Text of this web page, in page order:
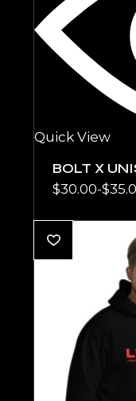
Quick View
BOLT X
$30.00-$
Rango
precios:
desde
$30.00
hasta